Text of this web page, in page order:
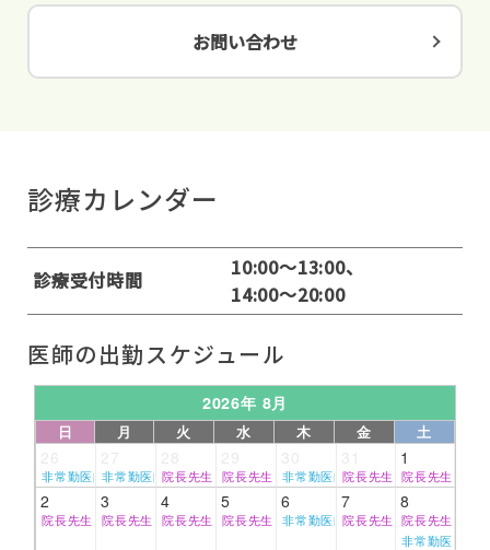
お問い合わせ
診療カレンダー
診療受付時間
10:00～13:00、
14:00～20:00
医師の出勤スケジュール
2026年 8月
日 月 火 水 木 金 土
1
非常勤医師非常勤医師院長先生 院長先生 非常勤医師院長先生 院長先生
2 3 4 5 6 7 8
院長先生 院長先生 院長先生 院長先生 非常勤医師院長先生 院長先生
非常勤医師